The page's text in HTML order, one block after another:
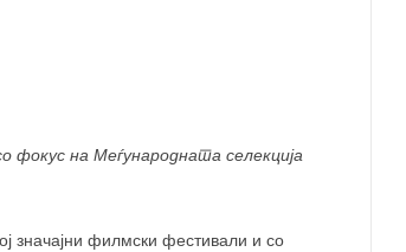
фокус на Меѓународната селекција
значајни филмски фестивали и со